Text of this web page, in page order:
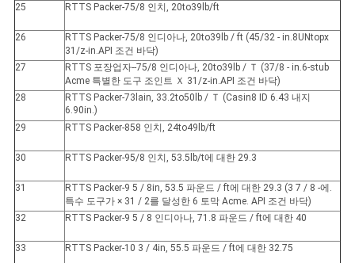
25
RTTS Packer-75/8 인치, 20to39lb/ft
26
RTTS Packer-75/8 인디아나, 20to39lb / ft (45/32 - in.8UNtopx
31/z-in.API 조건 바닥)
27
RTTS 포장업자--75/8 인디아나, 20to39lb / Ｔ (37/8 - in.6-stub
Acme 특별한 도구 조인트 Ｘ 31/z-in.API 조건 바닥)
28
RTTS Packer-73lain, 33.2to50lb / Ｔ (Casin8 ID 6.43 내지
6.90in.)
29
RTTS Packer-858 인치, 24to49lb/ft
30 RTTS Packer-95/8 인치, 53.5lb/t에 대한 29.3
31
RTTS Packer-9 5 / 8in, 53.5 파운드 / ft에 대한 29.3 (3 7 / 8 -에.
특수 도구가 × 31 / 2를 달성한 6 토막 Acme. API 조건 바닥)
32
RTTS Packer-9 5 / 8 인디아나, 71.8 파운드 / ft에 대한 40
33 RTTS Packer-10 3 / 4in, 55.5 파운드 / ft에 대한 32.75